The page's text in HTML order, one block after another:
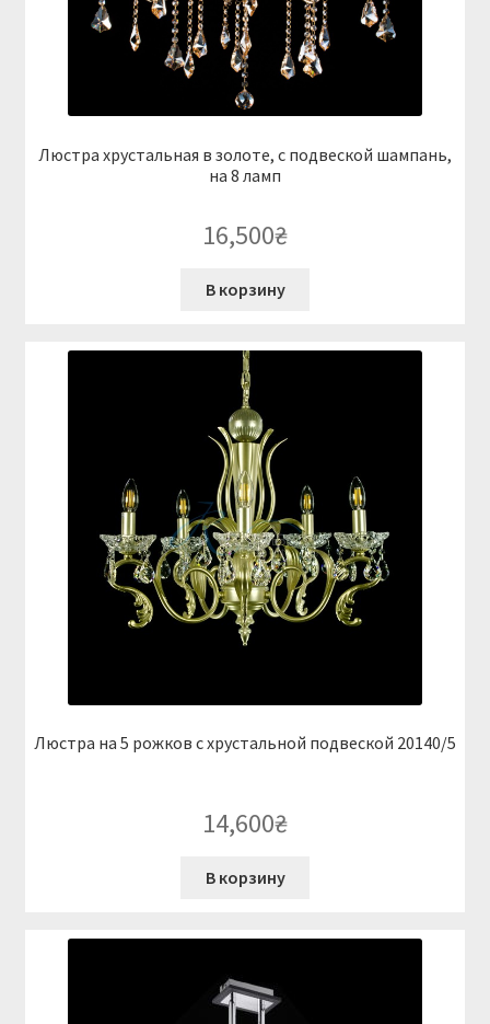
Люстра хрустальная в золоте, с подвеской шампань,
на 8 ламп
16,500₴
В корзину
Люстра на 5 рожков с хрустальной подвеской 20140/5
14,600₴
В корзину